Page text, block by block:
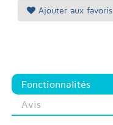
Ajouter aux favoris
Fonctionnalités
Avis